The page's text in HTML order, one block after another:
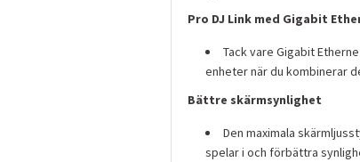
Pro DJ Link med Gigabit
Tack vare Gigabit
enheter när du kombinerar
Bättre skärmsynlighet
Den maximala
spelar i och förbättra